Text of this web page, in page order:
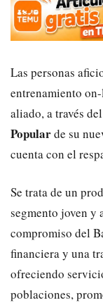
Las personas
entrenamiento
aliado, a través
Popularde su
cuenta con el
Se trata de un
segmento joven y
compromiso del
financiera y una
ofreciendo
poblaciones,